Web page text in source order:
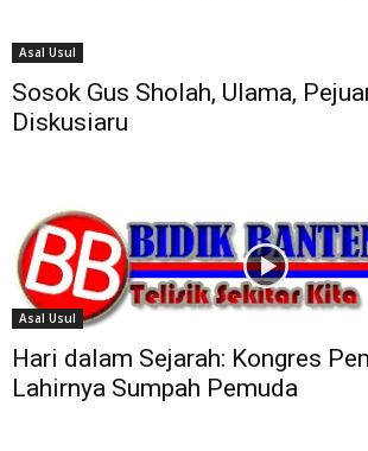
Asal Usul
Sosok Gus Sholah, Ulama,
Diskusiaru
Asal Usul
Hari dalam Sejarah: Kongres
Lahirnya Sumpah Pemuda